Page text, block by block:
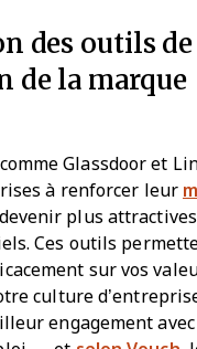
des outils de
de la marque
Glassdoor et
à renforcer leur
plus attractives
Ces outils
sur vos
culture
engagement avec